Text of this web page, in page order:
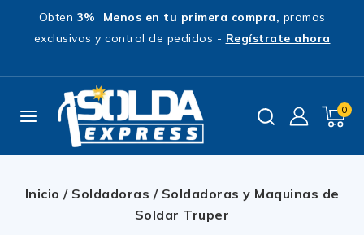
Obten 3% Menos en tu primera compra, promos
exclusivas y control de pedidos - Regístrate ahora
0
Inicio / Soldadoras / Soldadoras y Maquinas de
Soldar Truper